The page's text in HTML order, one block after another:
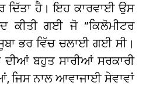
ਦਿੱਤਾ ਹੈ। ਇਹ ਕਾਰਵਾਈ ਉਸ
ਕੀਤੀ ਗਈ ਜੋ “ਕਿਲੋਮੀਟਰ
ਭਰ ਵਿੱਚ ਚਲਾਈ ਗਈ ਸੀ।
ਬਹੁਤ ਸਾਰੀਆਂ ਸਰਕਾਰੀ
ਜਿਸ ਨਾਲ ਆਵਾਜਾਈ ਸੇਵਾਵਾਂ